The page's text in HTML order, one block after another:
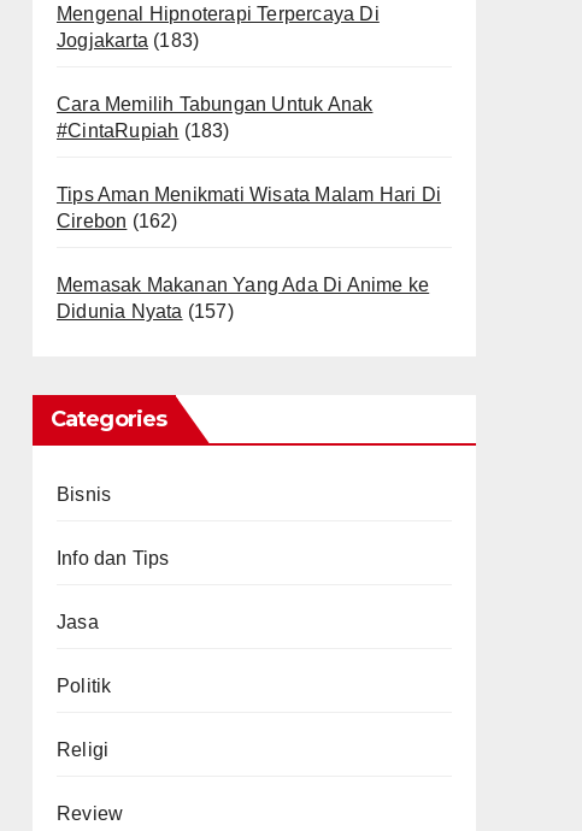
Mengenal Hipnoterapi Terpercaya Di
Jogjakarta (183)
Cara Memilih Tabungan Untuk Anak
#CintaRupiah (183)
Tips Aman Menikmati Wisata Malam Hari Di
Cirebon (162)
Memasak Makanan Yang Ada Di Anime ke
Didunia Nyata (157)
Categories
Bisnis
Info dan Tips
Jasa
Politik
Religi
Review